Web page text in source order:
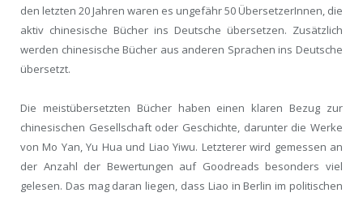
den letzten 20 Jahren waren es ungefähr 50 ÜbersetzerInnen, die
aktiv chinesische Bücher ins Deutsche übersetzen. Zusätzlich
werden chinesische Bücher aus anderen Sprachen ins Deutsche
übersetzt.
Die meistübersetzten Bücher haben einen klaren Bezug zur
chinesischen Gesellschaft oder Geschichte, darunter die Werke
von Mo Yan, Yu Hua und Liao Yiwu. Letzterer wird gemessen an
der Anzahl der Bewertungen auf Goodreads besonders viel
gelesen. Das mag daran liegen, dass Liao in Berlin im politischen